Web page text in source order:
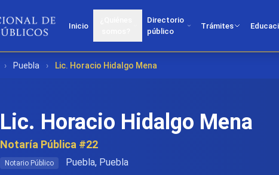
Inicio
Directorio
público
Trámites
› Puebla › Lic. Horacio Hidalgo Mena
Lic. Horacio Hidalgo Mena
Notaría Pública #22
Notario Público Puebla, Puebla